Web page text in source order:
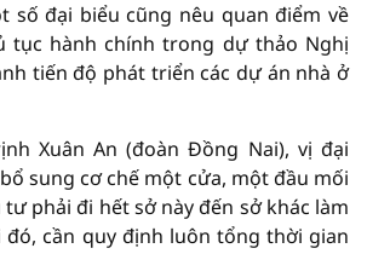
số đại biểu cũng nêu quan điểm về
tục hành chính trong dự thảo Nghị
tiến độ phát triển các dự án nhà ở
Xuân An (đoàn Đồng Nai), vị đại
sung cơ chế một cửa, một đầu mối
phải đi hết sở này đến sở khác làm
đó, cần quy định luôn tổng thời gian